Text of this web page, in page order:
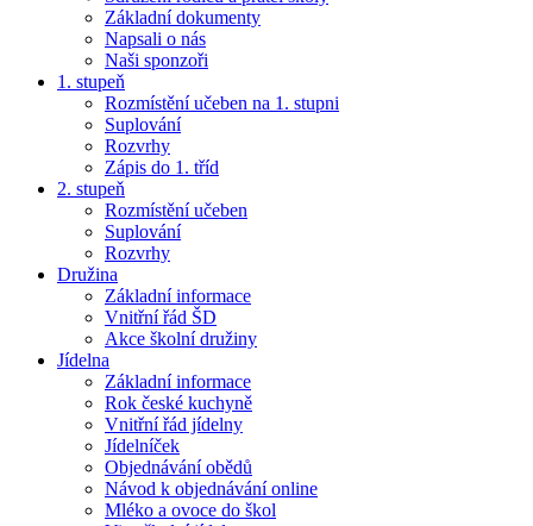
Základní dokumenty
Napsali o nás
Naši sponzoři
1. stupeň
Rozmístění učeben na 1. stupni
Suplování
Rozvrhy
Zápis do 1. tříd
2. stupeň
Rozmístění učeben
Suplování
Rozvrhy
Družina
Základní informace
Vnitřní řád ŠD
Akce školní družiny
Jídelna
Základní informace
Rok české kuchyně
Vnitřní řád jídelny
Jídelníček
Objednávání obědů
Návod k objednávání online
Mléko a ovoce do škol